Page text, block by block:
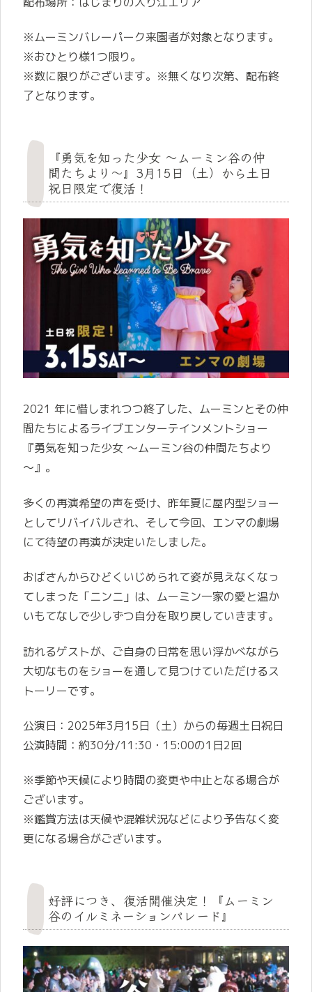
※ムーミンバレーパーク来園者が対象となります。
※おひとり様1つ限り。
※数に限りがございます。※無くなり次第、配布終
了となります。
『勇気を知った少女 ～ムーミン谷の仲
間たちより～』3月15日（土）から土日
祝日限定で復活！
2021 年に惜しまれつつ終了した、ムーミンとその仲
間たちによるライブエンターテインメントショー
『勇気を知った少女 ～ムーミン谷の仲間たちより
～』。
多くの再演希望の声を受け、昨年夏に屋内型ショー
としてリバイバルされ、そして今回、エンマの劇場
にて待望の再演が決定いたしました。
おばさんからひどくいじめられて姿が見えなくなっ
てしまった「ニンニ」は、ムーミン一家の愛と温か
いもてなしで少しずつ自分を取り戻していきます。
訪れるゲストが、ご自身の日常を思い浮かべながら
大切なものをショーを通して見つけていただけるス
トーリーです。
公演日：2025年3月15日（土）からの毎週土日祝日
公演時間：約30分/11:30・15:00の1日2回
※季節や天候により時間の変更や中止となる場合が
ございます。
※鑑賞方法は天候や混雑状況などにより予告なく変
更になる場合がございます。
好評につき、復活開催決定！『ムーミン
谷のイルミネーションパレード』